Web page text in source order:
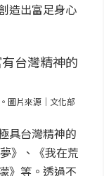
造出富足身心
圖片來源｜文化部
具台灣精神的
》、《我在荒
》等。透過不